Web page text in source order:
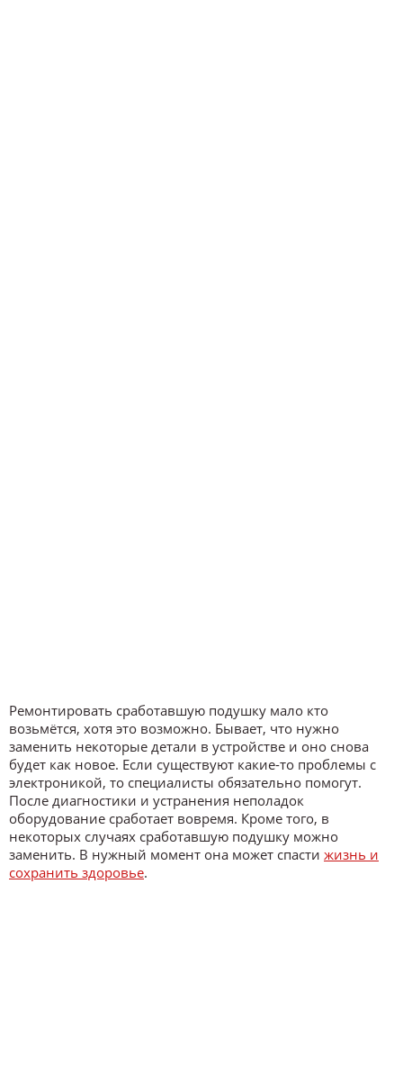
Ремонтировать сработавшую подушку мало кто
возьмётся, хотя это возможно. Бывает, что нужно
заменить некоторые детали в устройстве и оно снова
будет как новое. Если существуют какие-то проблемы с
электроникой, то специалисты обязательно помогут.
После диагностики и устранения неполадок
оборудование сработает вовремя. Кроме того, в
некоторых случаях сработавшую подушку можно
заменить. В нужный момент она может спасти жизнь и
сохранить здоровье.